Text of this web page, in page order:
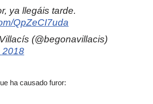
ya llegáis tarde.
QpZeCI7uda
(@begonavillacis)
2018
ha causado furor: